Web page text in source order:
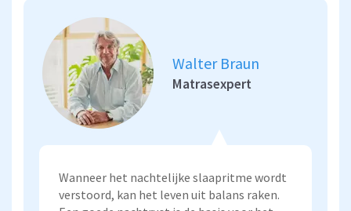
Wanneer het nachtelijke slaapritme wordt
verstoord, kan het leven uit balans raken.
Walter Braun
Matrasexpert